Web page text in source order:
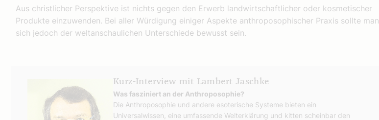
Aus christlicher Perspektive ist nichts gegen den Erwerb landwirtschaftlicher oder kosmetischer
Produkte einzuwenden. Bei aller Würdigung einiger Aspekte anthroposophischer Praxis sollte man
sich jedoch der weltanschaulichen Unterschiede bewusst sein.
Kurz-Interview mit Lambert Jaschke
Was fasziniert an der Anthroposophie?
Die Anthroposophie und andere esoterische Systeme bieten ein
Universalwissen, eine umfassende Welterklärung und kitten scheinbar den